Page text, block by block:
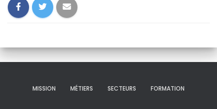
MISSION MÉTIERS SECTEURS FORMATION